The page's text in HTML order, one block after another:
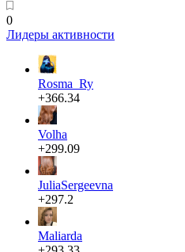
0
Лидеры активности
Rosma_Ry
+366.34
Volha
+299.09
JuliaSergeevna
+297.2
Maliarda